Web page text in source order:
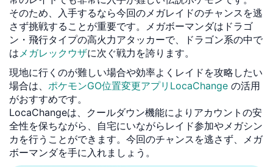
そのため、入手するなら今回のメガレイドのチャンスを逃
さず挑戦することが重要です。メガボーマンダはドラゴ
ン・飛行タイプの高火力アタッカーで、ドラゴン系の中で
はメガレックウザに次ぐ戦力を誇ります。
現地に行くのが難しい場合や効率よくレイドを攻略したい
場合は、 ポケモンGO位置変更アプリLocaChange の活用
がおすすめです。
LocaChangeは、クールダウン機能によりアカウントの安
全性を保ちながら、自宅にいながらレイド参加やメガシン
カを行うことができます。今回のチャンスを逃さず、メガ
ボーマンダを手に入れましょう。